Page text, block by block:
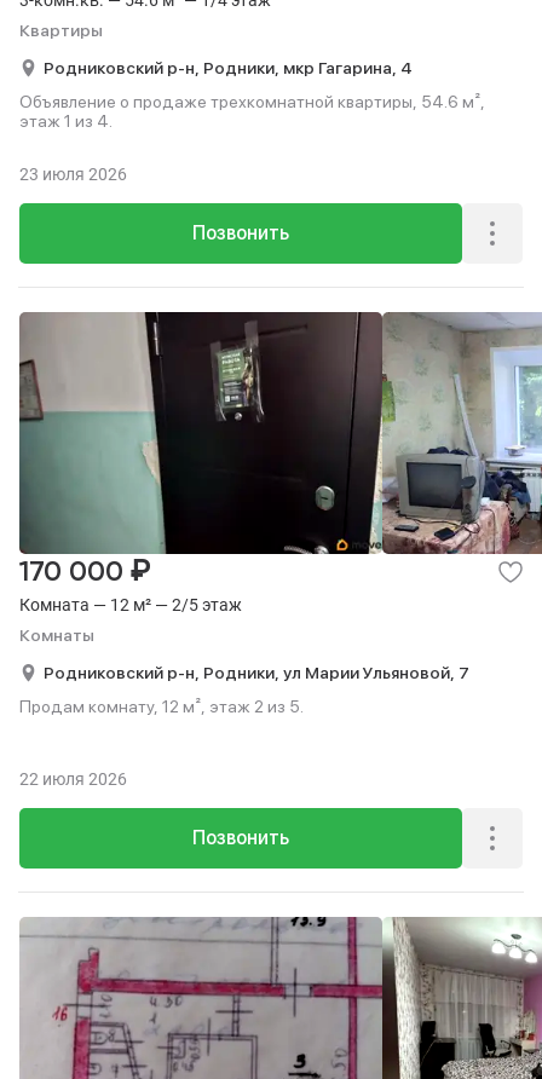
Квартиры
Родниковский р-н, Родники, мкр Гагарина, 4
Объявление о продаже трехкомнатной квартиры, 54.6 м²,
этаж 1 из 4.
Позвонить
23 июля 2026
Комната — 12 м² — 2/5 этаж
Комнаты
170 000 ₽
Родниковский р-н, Родники, ул Марии Ульяновой, 7
Продам комнату, 12 м², этаж 2 из 5.
Позвонить
22 июля 2026